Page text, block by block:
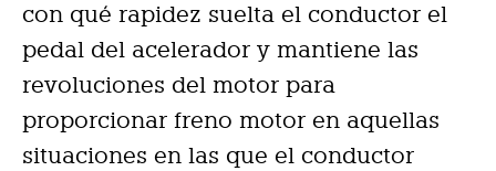
con qué rapidez suelta el conductor el
pedal del acelerador y mantiene las
revoluciones del motor para
proporcionar freno motor en aquellas
situaciones en las que el conductor